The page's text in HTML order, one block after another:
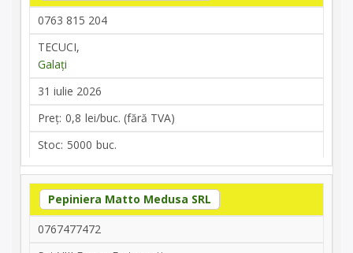
0763 815 204
TECUCI,
Galați
31 iulie 2026
0,8
5000
Pepiniera Matto Medusa SRL
0767477472